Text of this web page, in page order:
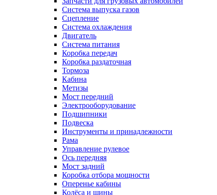
Система выпуска газов
Сцепление
Система охлаждения
Двигатель
Система питания
Коробка передач
Коробка раздаточная
Тормоза
Кабина
Метизы
Мост передний
Электрооборудование
Подшипники
Подвеска
Инструменты и принадлежности
Рама
Управление рулевое
Ось передняя
Мост задний
Коробка отбора мощности
Оперенье кабины
Колёса и шины